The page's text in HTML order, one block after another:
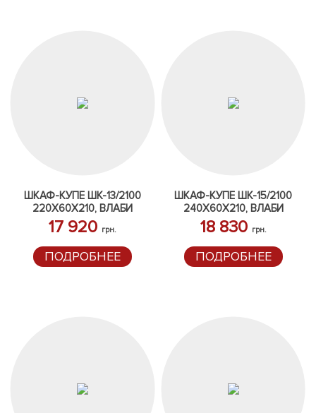
ШКАФ-КУПЕ ШК-13/2100
220Х60Х210, ВЛАБИ
17 920 грн.
ПОДРОБНЕЕ
ШКАФ-КУПЕ ШК-15/2100
240Х60Х210, ВЛАБИ
18 830 грн.
ПОДРОБНЕЕ